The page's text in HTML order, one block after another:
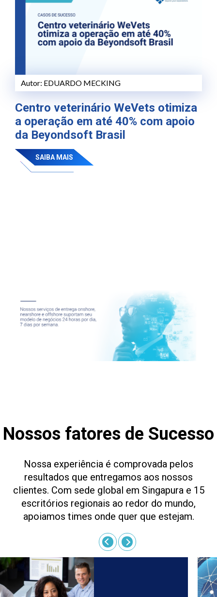
Autor: EDUARDO MECKING
Centro veterinário WeVets otimiza
a operação em até 40% com apoio
da Beyondsoft Brasil
SAIBA MAIS
Nossos fatores de Sucesso
Nossa experiência é comprovada pelos
resultados que entregamos aos nossos
clientes. Com sede global em Singapura e 15
escritórios regionais ao redor do mundo,
apoiamos times onde quer que estejam.